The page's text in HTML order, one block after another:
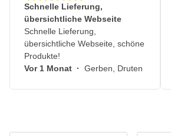
Schnelle Lieferung,
übersichtliche Webseite
Schnelle Lieferung,
übersichtliche Webseite, schöne
Produkte!
Vor 1 Monat · Gerben, Druten